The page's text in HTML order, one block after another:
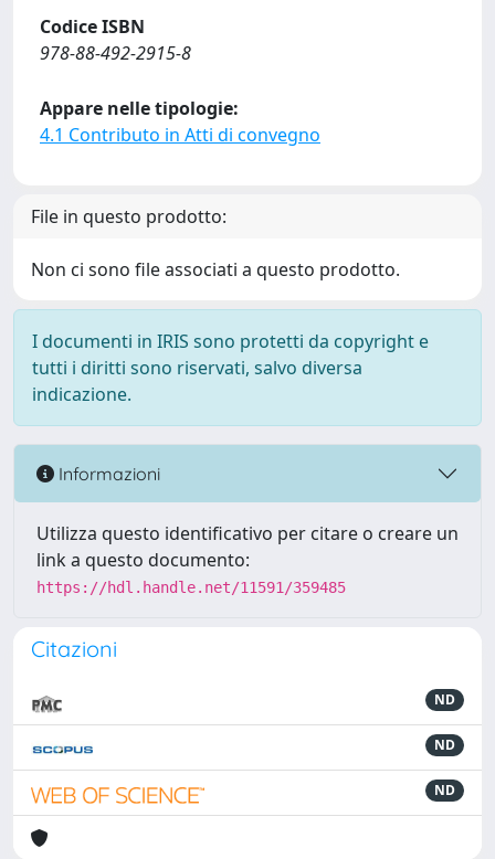
Codice ISBN
978-88-492-2915-8
Appare nelle tipologie:
4.1 Contributo in Atti di convegno
File in questo prodotto:
Non ci sono file associati a questo prodotto.
I documenti in IRIS sono protetti da copyright e
tutti i diritti sono riservati, salvo diversa
indicazione.
Informazioni
Utilizza questo identificativo per citare o creare un
link a questo documento:
https://hdl.handle.net/11591/359485
Citazioni
ND
ND
ND